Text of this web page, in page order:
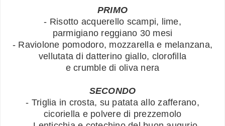
PRIMO
- Risotto acquerello scampi, lime,
parmigiano reggiano 30 mesi
- Raviolone pomodoro, mozzarella e melanzana,
vellutata di datterino giallo, clorofilla
e crumble di oliva nera
SECONDO
- Triglia in crosta, su patata allo zafferano,
cicoriella e polvere di prezzemolo